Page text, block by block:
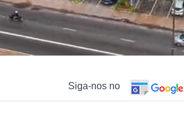
Siga-nos no